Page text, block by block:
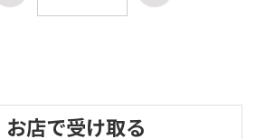
お店で受け取る